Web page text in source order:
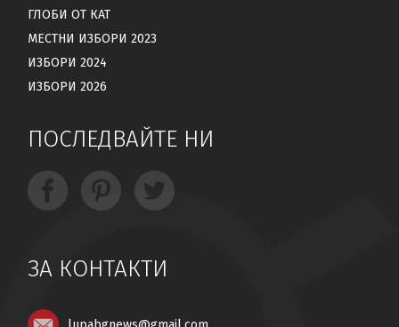
ГЛОБИ ОТ КАТ
МЕСТНИ ИЗБОРИ 2023
ИЗБОРИ 2024
ИЗБОРИ 2026
ПОСЛЕДВАЙТЕ НИ
ЗА КОНТАКТИ